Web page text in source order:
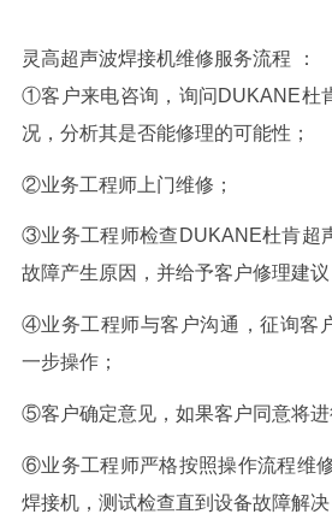
灵高超声波焊接机维修服务流程
：
①客户来电咨询，询问 DUKANE杜
况，分析其是否能修理的可能性；
②业务工程师上门维修；
③业务工程师检查 DUKANE杜肯超
故障产生原因，并给予客户修理建议
④业务工程师与客户沟通，征询客
一步操作；
⑤客户确定意见，如果客户同意将进
⑥业务工程师严格按照操作流程维
焊接机，测试检查直到设备故障解决